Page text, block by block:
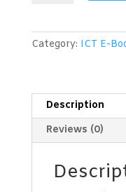
Niveau
Category: ICT E-
Description
Reviews (0)